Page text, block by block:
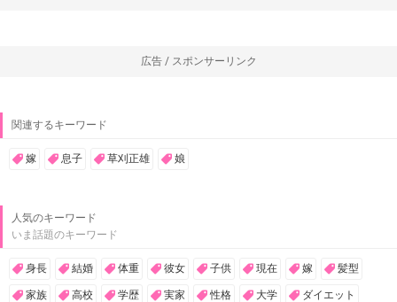
広告 / スポンサーリンク
関連するキーワード
嫁 息子 草刈正雄 娘
人気のキーワード
いま話題のキーワード
身長 結婚 体重 彼女 子供 現在 嫁 髪型
家族 高校 学歴 実家 性格 大学 ダイエット